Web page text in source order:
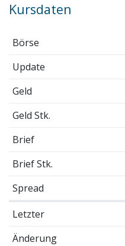
Kursdaten
Börse
Update
Geld
Geld Stk.
Brief
Brief Stk.
Spread
Letzter
Änderung